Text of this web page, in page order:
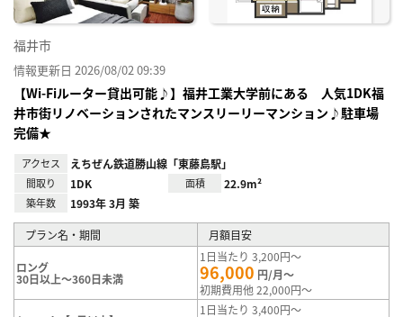
福井市
情報更新日 2026/08/02 09:39
【Wi-Fiルーター貸出可能♪】福井工業大学前にある 人気1DK福
井市街リノベーションされたマンスリーリーマンション♪駐車場
完備★
アクセス えちぜん鉄道勝山線「東藤島駅」
間取り 1DK 面積 22.9m²
築年数 1993年 3月 築
プラン名・期間 月額目安
ロング
30日以上～360日未満
1日当たり 3,200円～
96,000 円/月～
初期費用他 22,000円～
1日当たり 3,400円～